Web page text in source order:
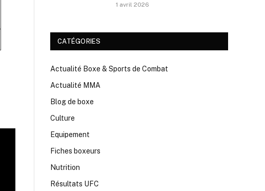
1 avril 2026
CATÉGORIES
Actualité Boxe & Sports de Combat
Actualité MMA
Blog de boxe
Culture
Equipement
Fiches boxeurs
Nutrition
Résultats UFC